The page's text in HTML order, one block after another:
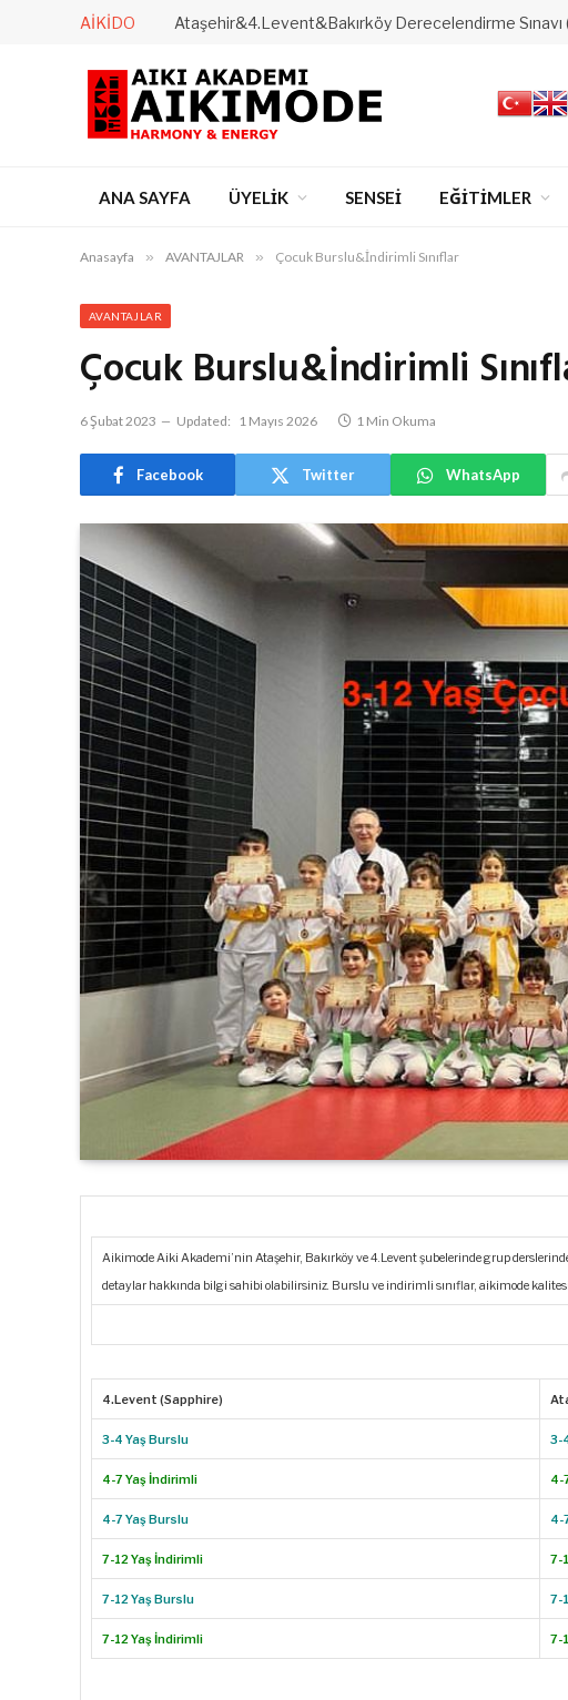
AIKIDO
ANA SAYFA ÜYELİK SENSEİ EĞİTİMLER
Anasayfa » AVANTAJLAR » Çocuk Burslu&İndirimli Sınıflar
AVANTAJLAR
Çocuk Burslu&İndirimli
6 Şubat 2023 Updated: 1 Mayıs 2026 1 Min Okuma
Facebook Twitter WhatsApp
Aikimode Aiki Akademi’nin Ataşehir, Bakırköy ve 4.Levent şubelerinde grup
detaylar hakkında bilgi sahibi olabilirsiniz. Burslu ve indirimli sınıflar, aikimode
4.Levent (Sapphire)
3-4 Yaş Burslu 3-
4-7 Yaş İndirimli 4-
4-7 Yaş Burslu 4-
7-12 Yaş İndirimli 7-
7-12 Yaş Burslu 7-
7-12 Yaş İndirimli 7-